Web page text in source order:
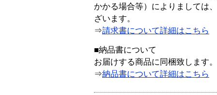
かかる場合等）によりましては
ざいます。
⇒請求書について詳細はこちら
■納品書について
お届けする商品に同梱致します。
⇒納品書について詳細はこちら